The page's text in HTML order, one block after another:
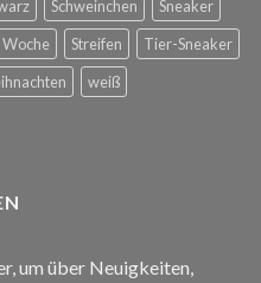
Schweinchen
Sneaker
Woche Streifen
Tier-Sneaker
weiß
um über Neuigkeiten,